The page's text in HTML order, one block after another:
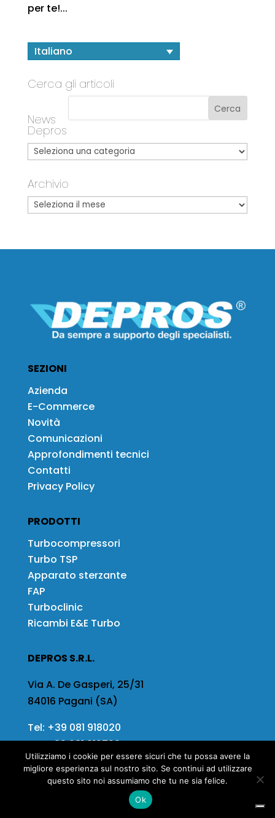
per te!...
Italiano
Cerca gli articoli
News
Depros
Archivio
SEZIONI
Azienda
E-Commerce
Novità
Comunicazioni
Approfondimenti tecnici
Contatti
Privacy Policy
PRODOTTI
Turbocompressori
Turbo TSP
Apparato sterzante
FAP
Turboclinic
Ricambi E&E Turbo
DEPROS S.R.L.
Via A. De Gasperi, 25/31
84016 Pagani (SA)
Tel: +39 081 918020
Fax+39 081 919799
Email:info@depros.it
Utilizziamo i cookie per essere sicuri che tu possa avere la
migliore esperienza sul nostro sito. Se continui ad utilizzare
questo sito noi assumiamo che tu ne sia felice.
Ok